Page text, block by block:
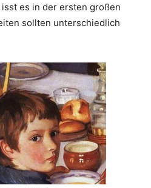
es in der ersten großen
sollten unterschiedlich